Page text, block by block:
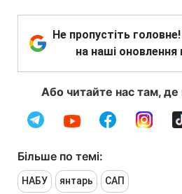
Не пропустіть
на наші оновлення
Або читайте нас там, де
Більше по темі:
НАБУ янтарь САП